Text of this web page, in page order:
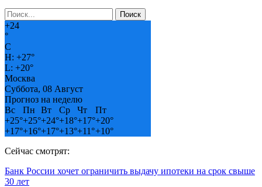
+24
°
C
H: +27°
L: +20°
Москва
Суббота, 08 Август
Прогноз на неделю
Вс
Пн Вт Ср Чт
Пт
+25°+25°+24°+18°+17°+20°
+17°+16°+17°+13°+11°+10°
Сейчас смотрят:
Банк России хочет ограничить выдачу ипотеки на срок свыше
30 лет